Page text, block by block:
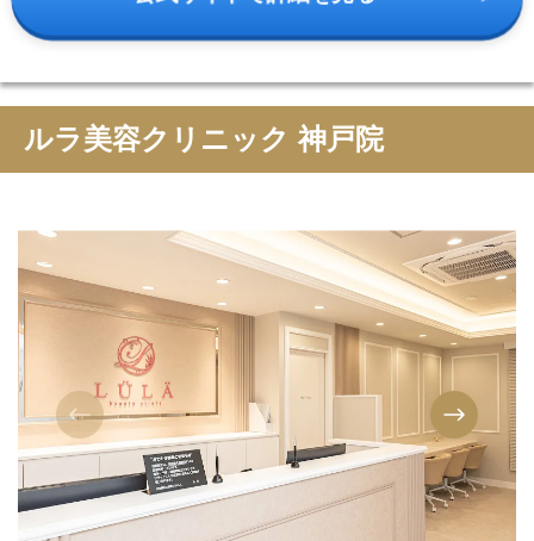
ルラ美容クリニック 神戸院